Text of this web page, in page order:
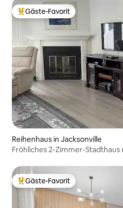
Beliebter Gäste-Favorit.
Gäste-Favorit
Reihenhaus in Jacksonville
Fröhliches 2-Zimmer-Stadthaus
Beliebter Gäste-Favorit.
Gäste-Favorit